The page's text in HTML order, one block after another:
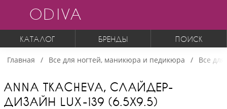
ODIVA
КАТАЛОГ БРЕНДЫ ПОИСК
Главная Все для ногтей, маникюра и педикюра Все
ANNA TKACHEVA, СЛАЙДЕР-
ДИЗАЙН LUX-139 (6.5Х9.5)